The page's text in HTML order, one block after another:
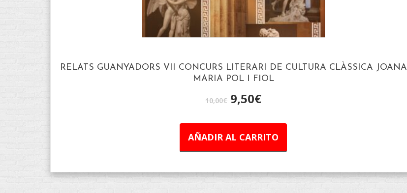
RELATS GUANYADORS VII CONCURS LITERARI DE CULTURA CLÀSSICA JOANA
MARIA POL I FIOL
10,00€ 9,50€
AÑADIR AL CARRITO